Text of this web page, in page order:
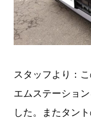
スタッフより：
エムステーショ
した。またタン